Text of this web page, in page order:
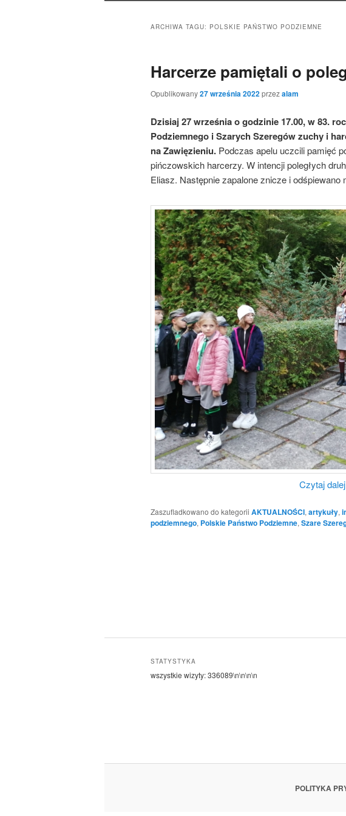
ARCHIWA TAGU: POLSKIE PAŃSTWO PODZIEMNE
Harcerze pamiętali o
Opublikowany27 września 2022przezalam
Dzisiaj 27 września o godzinie 17.00, w 83.
Podziemnego i Szarych Szeregów zuchy i
na Zawięzieniu. Podczas apelu uczcili pamięć
pińczowskich harcerzy. W intencji poległych
Eliasz. Następnie zapalone znicze i odśpiewano
Czytaj dalej
Zaszufladkowano do kategorii AKTUALNOŚCI, artykuły,
podziemnego, Polskie Państwo Podziemne, Szare
STATYSTYKA
wszystkie wizyty:336089\n\n\n\n
POLITYKA